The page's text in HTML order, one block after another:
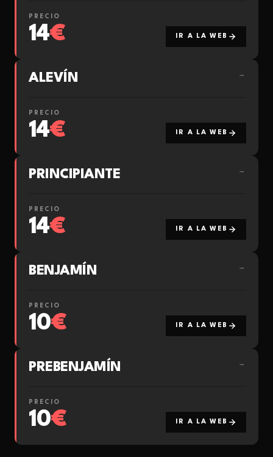
PRECIO
14€ IR A LA WEB
ALEVÍN →
PRECIO
14€ IR A LA WEB
PRINCIPIANTE →
PRECIO
14€ IR A LA WEB
BENJAMÍN →
PRECIO
10€ IR A LA WEB
PREBENJAMÍN →
PRECIO
10€ IR A LA WEB